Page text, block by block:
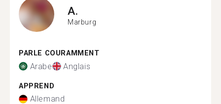
A.
Marburg
PARLE COURAMMENT
Arabe Anglais
APPREND
Allemand